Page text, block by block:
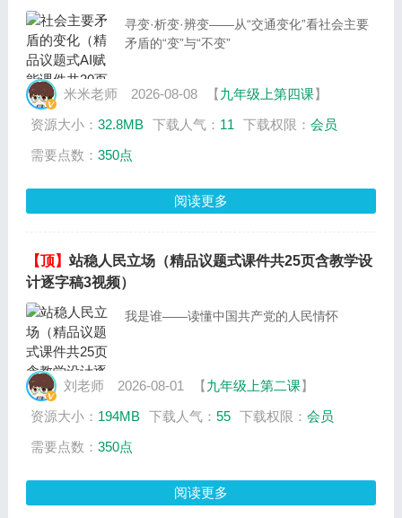
寻变·析变·辨变——从“交通变化”看社会主要
矛盾的“变”与“不变”
米米老师 2026-08-08 【九年级上第四课】
资源大小： 32.8MB 下载人气： 11 下载权限： 会员
需要点数： 350点
阅读更多
【顶】 站稳人民立场（精品议题式课件共25页含教学设
计逐字稿3视频）
我是谁——读懂中国共产党的人民情怀
刘老师 2026-08-01 【九年级上第二课】
资源大小： 194MB 下载人气： 55 下载权限： 会员
需要点数： 350点
阅读更多